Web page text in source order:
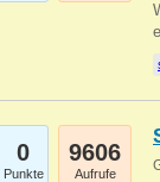
0
Punkte
9606
Aufrufe